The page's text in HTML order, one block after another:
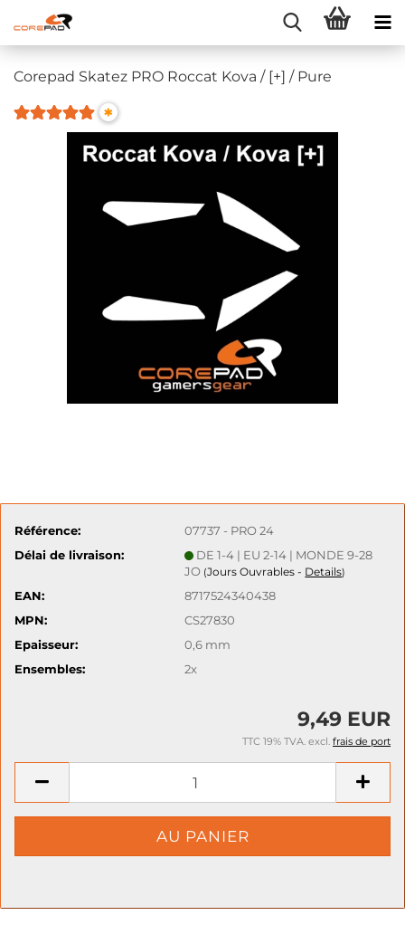
Corepad Skatez PRO Roccat Kova / [+] / Pure
*
Référence:
07737 - PRO 24
Délai de livraison:
DE 1-4 | EU 2-14 | MONDE 9-28
JO (Jours Ouvrables - Details)
EAN:
8717524340438
MPN:
CS27830
Epaisseur:
0,6 mm
Ensembles:
2x
9,49 EUR
TTC 19% TVA. excl. frais de port